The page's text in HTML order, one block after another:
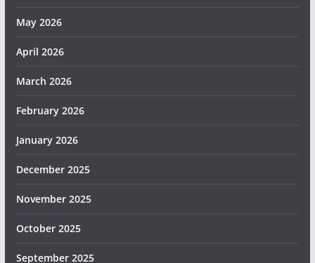
May 2026
April 2026
March 2026
February 2026
January 2026
December 2025
November 2025
October 2025
September 2025